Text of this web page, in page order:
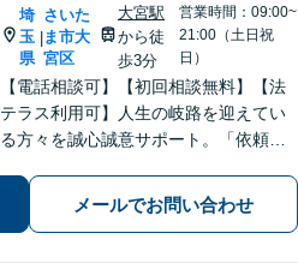
埼
玉
県
|
さいた
ま市大
宮区
大宮駅
から徒
歩3分
営業時間：09:00~
21:00（土日祝
日）
【電話相談可】【初回相談無料】【法
テラス利用可】人生の岐路を迎えてい
る方々を誠心誠意サポート。「依頼者
女問題／借金問題／相続／企業法務／
刑事事件／交通事故／労働問題など、
メールでお問い合わせ